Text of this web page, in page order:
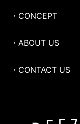
・CONCEPT
・ABOUT US
・CONTACT US